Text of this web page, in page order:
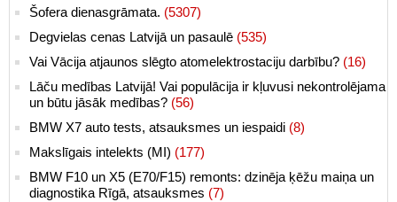
Šofera dienasgrāmata. (5307)
Degvielas cenas Latvijā un pasaulē (535)
Vai Vācija atjaunos slēgto atomelektrostaciju darbību? (16)
Lāču medības Latvijā! Vai populācija ir kļuvusi nekontrolējama
un būtu jāsāk medības? (56)
BMW X7 auto tests, atsauksmes un iespaidi (8)
Makslīgais intelekts (MI) (177)
BMW F10 un X5 (E70/F15) remonts: dzinēja ķēžu maiņa un
diagnostika Rīgā, atsauksmes (7)